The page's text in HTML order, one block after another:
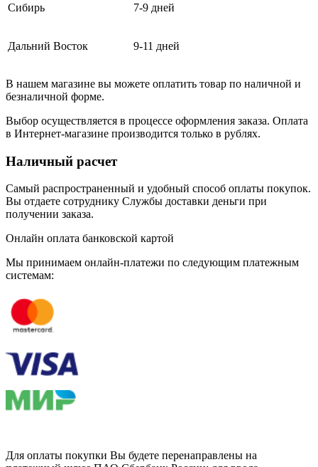
Сибирь 7-9 дней
Дальний Восток 9-11 дней
В нашем магазине вы можете оплатить товар по наличной и
безналичной форме.
Выбор осуществляется в процессе оформления заказа. Оплата
в Интернет-магазине производится только в рублях.
Наличный расчет
Самый распространенный и удобный способ оплаты покупок.
Вы отдаете сотруднику Службы доставки деньги при
получении заказа.
Онлайн оплата банковской картой
Мы принимаем онлайн-платежи по cледующим платежным
системам:
Для оплаты покупки Вы будете перенаправлены на